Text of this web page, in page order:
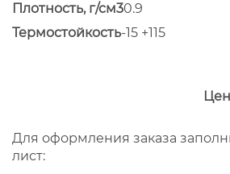
Плотность, г/см30.9
Термостойкость-15 +115
Для оформления заказа
лист: